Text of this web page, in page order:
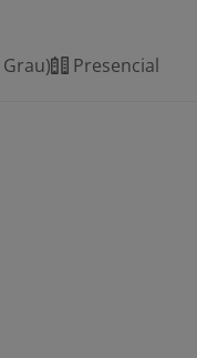
Presencial